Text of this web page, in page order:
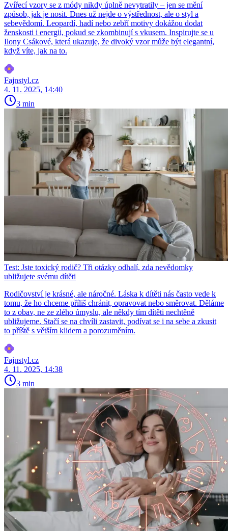
Zvířecí vzory se z módy nikdy úplně nevytratily – jen se mění
způsob, jak je nosit. Dnes už nejde o výstřednost, ale o styl a
sebevědomí. Leopardí, hadí nebo zebří motivy dokážou dodat
ženskosti i energii, pokud se zkombinují s vkusem. Inspirujte se u
Ilony Csákové, která ukazuje, že divoký vzor může být elegantní,
když víte, jak na to.
Fajnstyl.cz
4. 11. 2025, 14:40
3 min
Test: Jste toxický rodič? Tři otázky odhalí, zda nevědomky
ubližujete svému dítěti
Rodičovství je krásné, ale náročné. Láska k dítěti nás často vede k
tomu, že ho chceme příliš chránit, opravovat nebo směrovat. Děláme
to z obav, ne ze zlého úmyslu, ale někdy tím dítěti nechtěně
ubližujeme. Stačí se na chvíli zastavit, podívat se i na sebe a zkusit
to příště s větším klidem a porozuměním.
Fajnstyl.cz
4. 11. 2025, 14:38
3 min